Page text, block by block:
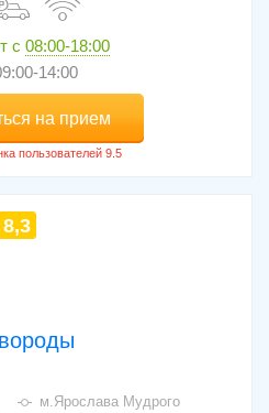
с 08:00-18:00
14:00
на прием
8,3
м.Ярослава Мудрого